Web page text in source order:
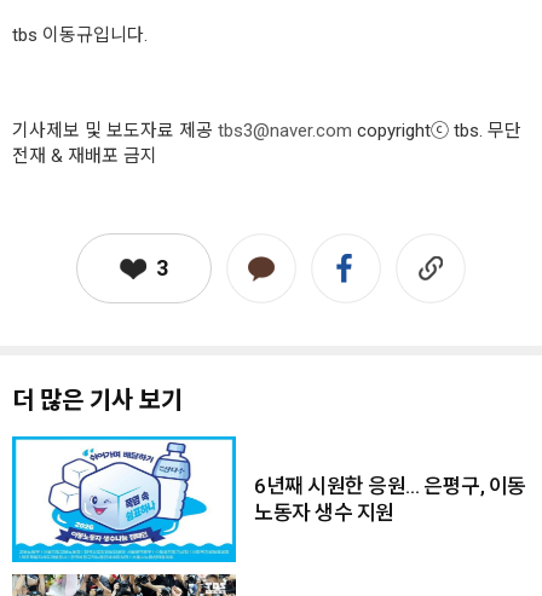
tbs 이동규입니다.
기사제보 및 보도자료 제공 tbs3@naver.com copyrightⓒ tbs. 무단
전재 & 재배포 금지
3
더 많은 기사 보기
6년째 시원한 응원… 은평구, 이동
노동자 생수 지원